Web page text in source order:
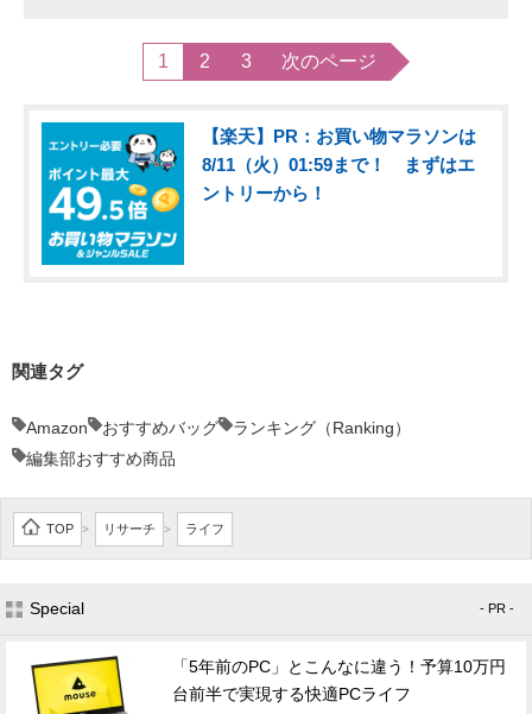
1 2 3 次のページ
【楽天】PR：お買い物マラソンは
8/11（火）01:59まで！ まずはエ
ントリーから！
関連タグ
Amazon おすすめバッグ
ランキング（Ranking）
編集部おすすめ商品
TOP > リサーチ > ライフ
Special - PR -
「5年前のPC」とこんなに違う！予算10万円
台前半で実現する快適PCライフ